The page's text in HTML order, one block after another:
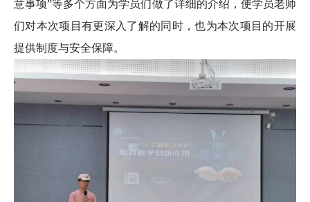
意事项”等多个方面为学员们做了详细的介绍，使学员老师
们对本次项目有更深入了解的同时，也为本次项目的开展
提供制度与安全保障。